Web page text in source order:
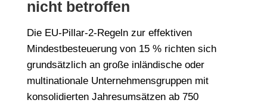
nicht betroffen
Die EU-Pillar-2-Regeln zur effektiven
Mindestbesteuerung von 15 % richten sich
grundsätzlich an große inländische oder
multinationale Unternehmensgruppen mit
konsolidierten Jahresumsätzen ab 750